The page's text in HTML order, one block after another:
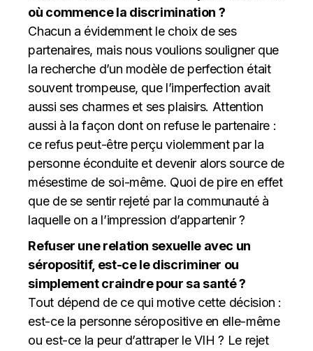
où commence la discrimination ?
Chacun a évidemment le choix de ses
partenaires, mais nous voulions souligner que
la recherche d’un modèle de perfection était
souvent trompeuse, que l’imperfection avait
aussi ses charmes et ses plaisirs. Attention
aussi à la façon dont on refuse le partenaire :
ce refus peut-être perçu violemment par la
personne éconduite et devenir alors source de
mésestime de soi-même. Quoi de pire en effet
que de se sentir rejeté par la communauté à
laquelle on a l’impression d’appartenir ?
Refuser une relation sexuelle avec un
séropositif, est-ce le discriminer ou
simplement craindre pour sa santé ?
Tout dépend de ce qui motive cette décision :
est-ce la personne séropositive en elle-même
ou est-ce la peur d’attraper le VIH ? Le rejet